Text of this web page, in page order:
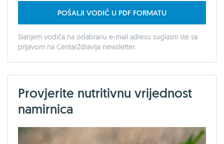
POŠALJI VODIČ U PDF FORMATU
Slanjem vodiča na odabranu e-mail adresu suglasni ste sa
prijavom na CentarZdravlja newsletter.
Provjerite nutritivnu vrijednost
namirnica